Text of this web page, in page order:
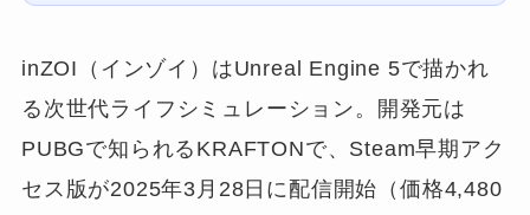
inZOI（インゾイ）はUnreal Engine 5で描かれ
る次世代ライフシミュレーション。開発元は
PUBGで知られるKRAFTONで、Steam早期アク
セス版が2025年3月28日に配信開始（価格4,480